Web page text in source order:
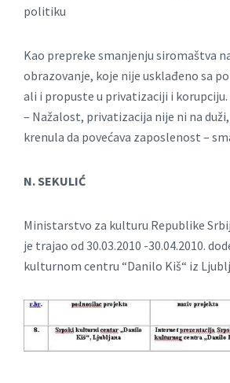
politiku
Kao prepreke smanjenju siromaštva
obrazovanje, koje nije usklađeno sa
ali i propuste u privatizaciji i korupciju.
– Nažalost, privatizacija nije ni na
krenula da povećava zaposlenost –
N. SEKULIĆ
Ministarstvo za kulturu Republike
je trajao od 30.03.2010 -30.04.2010.
kulturnom centru “Danilo Kiš“ iz